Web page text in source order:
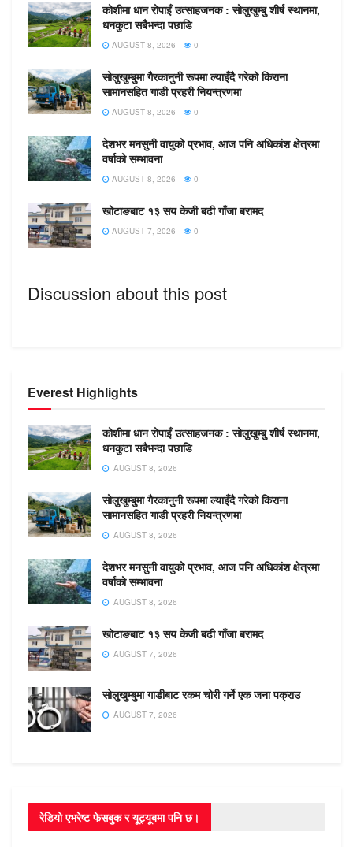
गाउँपालिकाले काठमाण्डौमा बसोबास गर्ने गाउँपालिका वासी
नागरिकलाई लक्षित गरि आयोजना गरेको सेवा शिविरको पहलकदमी
वडा नम्बर १ ले गरेको थियो । शिविर मार्फत गाउँपालिकाले वडा
मार्फत हुने सम्पूर्ण सिफारिस, सामाजिक सुरक्षा भत्ता नवीकरण,
पञ्जिकरण सम्बन्धी सेवाहरू, तिरोसँग सम्बन्धित सेवाहरूको साथै,
प्रमाणित लगायत व्यवसाय दर्ता जस्ता सेवाहरू काठमाण्डौमा दिएको
थियो ।
कोशीमा धान रोपाइँ उत्साहजनक : सोलुखुम्बु शीर्ष स्थानमा,
धनकुटा सबैभन्दा पछाडि
AUGUST 8, 2026 0
सोलुखुम्बुमा गैरकानुनी रूपमा ल्याइँदै गरेको किराना
सामानसहित गाडी प्रहरी नियन्त्रणमा
AUGUST 8, 2026 0
देशभर मनसुनी वायुको प्रभाव, आज पनि अधिकांश क्षेत्रमा
वर्षाको सम्भावना
AUGUST 8, 2026 0
खोटाङबाट १३ सय केजी बढी गाँजा बरामद
AUGUST 7, 2026 0
Discussion about this post
Everest Highlights
कोशीमा धान रोपाइँ उत्साहजनक : सोलुखुम्बु शीर्ष स्थानमा,
धनकुटा सबैभन्दा पछाडि
AUGUST 8, 2026
सोलुखुम्बुमा गैरकानुनी रूपमा ल्याइँदै गरेको किराना
सामानसहित गाडी प्रहरी नियन्त्रणमा
AUGUST 8, 2026
देशभर मनसुनी वायुको प्रभाव, आज पनि अधिकांश क्षेत्रमा
वर्षाको सम्भावना
AUGUST 8, 2026
खोटाङबाट १३ सय केजी बढी गाँजा बरामद
AUGUST 7, 2026
सोलुखुम्बुमा गाडीबाट रकम चोरी गर्ने एक जना पक्राउ
AUGUST 7, 2026
रेडियो एभरेष्ट फेसबुक र यूट्यूबमा पनि छ।